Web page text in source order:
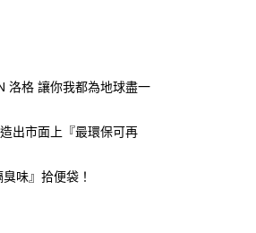
洛格 讓你我都為地球盡一
出市面上『最環保可再
味』拾便袋！